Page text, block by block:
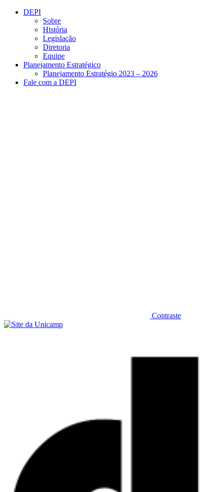
Conteúdo principal
DEPI
Sobre
História
Legislação
Diretoria
Equipe
Planejamento Estratégico
Planejamento Estratégio 2023 – 2026
Fale com a DEPI
Contraste